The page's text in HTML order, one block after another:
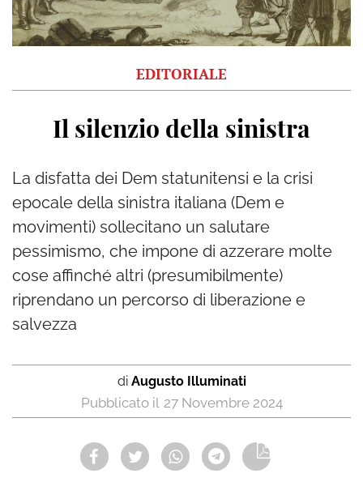
EDITORIALE
Il silenzio della sinistra
La disfatta dei Dem statunitensi e la crisi
epocale della sinistra italiana (Dem e
movimenti) sollecitano un salutare
pessimismo, che impone di azzerare molte
cose affinché altri (presumibilmente)
riprendano un percorso di liberazione e
salvezza
di Augusto Illuminati
27 Novembre 2024